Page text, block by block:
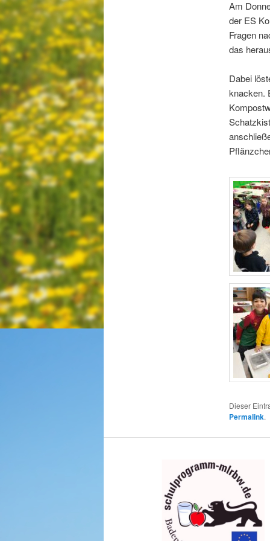
Am
der ES
Fragen
das
Dabei
knacken.
Dieser
Permalink.